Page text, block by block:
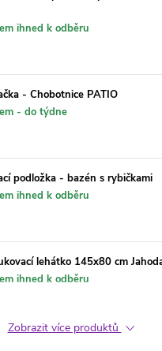
ihned k odběru
- Chobotnice PATIO
- do týdne
podložka - bazén s rybičkami
ihned k odběru
lehátko 145x80 cm
ihned k odběru
Zobrazit více produktů